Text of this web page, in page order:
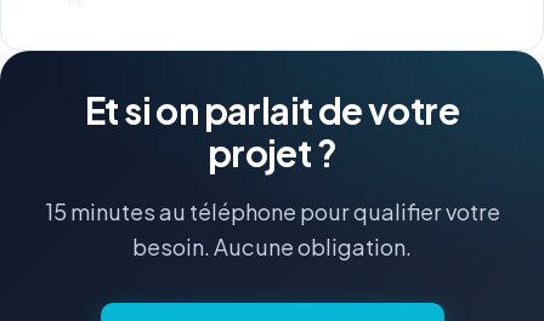
Et si on parlait de votre
projet ?
15 minutes au téléphone pour qualifier votre
besoin. Aucune obligation.